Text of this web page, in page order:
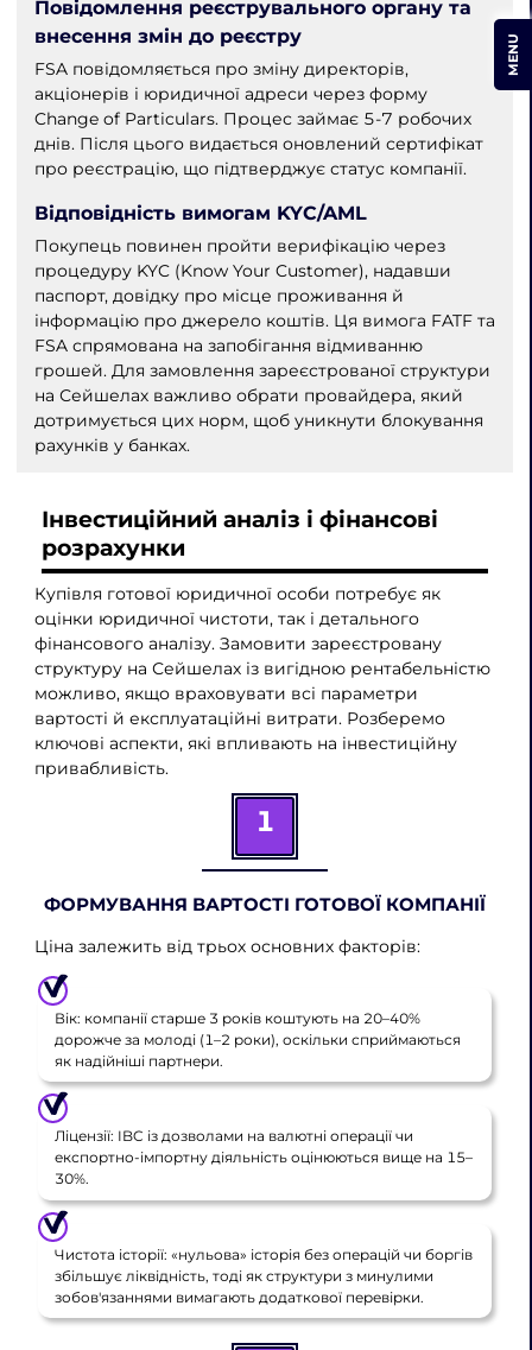
Повідомлення реєструвального органу та
внесення змін до реєстру
FSA повідомляється про зміну директорів,
акціонерів і юридичної адреси через форму
Change of Particulars. Процес займає 5-7 робочих
днів. Після цього видається оновлений сертифікат
про реєстрацію, що підтверджує статус компанії.
Відповідність вимогам KYC/AML
Покупець повинен пройти верифікацію через
процедуру KYC (Know Your Customer), надавши
паспорт, довідку про місце проживання й
інформацію про джерело коштів. Ця вимога FATF та
FSA спрямована на запобігання відмиванню
грошей. Для замовлення зареєстрованої структури
на Сейшелах важливо обрати провайдера, який
дотримується цих норм, щоб уникнути блокування
рахунків у банках.
Інвестиційний аналіз і фінансові
розрахунки
Купівля готової юридичної особи потребує як
оцінки юридичної чистоти, так і детального
фінансового аналізу. Замовити зареєстровану
структуру на Сейшелах із вигідною рентабельністю
можливо, якщо враховувати всі параметри
вартості й експлуатаційні витрати. Розберемо
ключові аспекти, які впливають на інвестиційну
привабливість.
1
ФОРМУВАННЯ ВАРТОСТІ ГОТОВОЇ КОМПАНІЇ
Ціна залежить від трьох основних факторів:
Вік: компанії старше 3 років коштують на 20–40%
дорожче за молоді (1–2 роки), оскільки сприймаються
як надійніші партнери.
Ліцензії: IBC із дозволами на валютні операції чи
експортно-імпортну діяльність оцінюються вище на 15–
30%.
Чистота історії: «нульова» історія без операцій чи боргів
збільшує ліквідність, тоді як структури з минулими
зобов'язаннями вимагають додаткової перевірки.
MENU